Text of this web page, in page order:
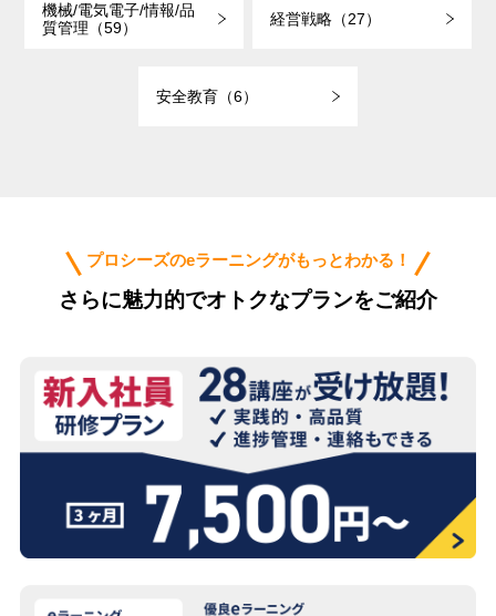
機械/電気電子/情報/品
質管理（59）
経営戦略（27）
安全教育（6）
プロシーズのeラーニングがもっとわかる！
さらに魅力的でオトクなプランをご紹介